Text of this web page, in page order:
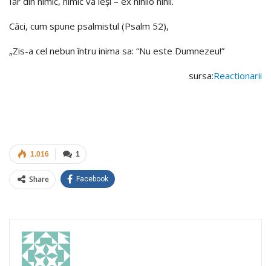
Căci, cum spune psalmistul (Psalm 52),
„Zis-a cel nebun întru inima sa: “Nu este Dumnezeu!”
sursa:Reactionarii
1
1.016
Share Facebook